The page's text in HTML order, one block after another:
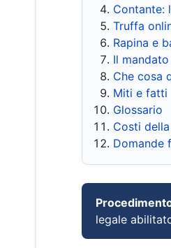
Contante:
Truffa
Rapina e
Il
Che cosa
Miti e fatti
Glossario
Costi
Domande
legale